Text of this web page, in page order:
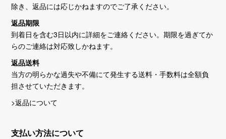
除き、返品には応じかねますのでご了承ください。
返品期限
到着日を含む3日以内に詳細をご連絡ください。期限を過ぎてか
らのご連絡は対応致しかねます。
返品送料
当方の明らかな過失や不備にて発生する送料・手数料は全額負
担させていただきます。
>返品について
支払い方法について